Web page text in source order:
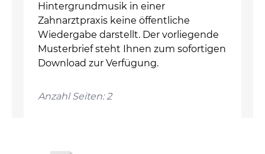
Hintergrundmusik in einer
Zahnarztpraxis keine öffentliche
Wiedergabe darstellt. Der vorliegende
Musterbrief steht Ihnen zum sofortigen
Download zur Verfügung.
Anzahl Seiten: 2